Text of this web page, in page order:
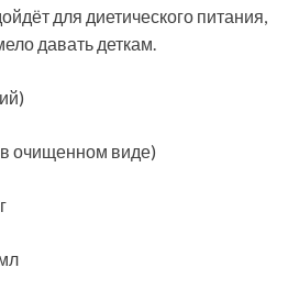
для диетического питания,
давать деткам.
очищенном виде)